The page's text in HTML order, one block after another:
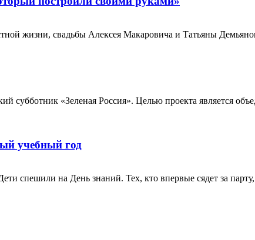
жизни, свадьбы Алексея Макаровича и Татьяны
субботник «Зеленая Россия». Целью проекта является
учебный год
спешили на День знаний. Тех, кто впервые сядет за